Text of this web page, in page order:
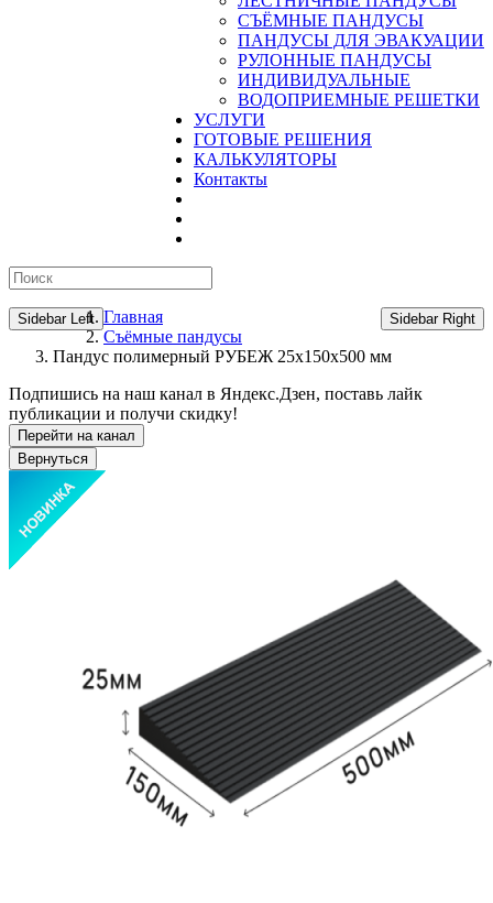
CЪЁМНЫЕ ПАНДУСЫ
ПАНДУСЫ ДЛЯ ЭВАКУАЦИИ
РУЛОННЫЕ ПАНДУСЫ
ИНДИВИДУАЛЬНЫЕ
ВОДОПРИЕМНЫЕ РЕШЕТКИ
УСЛУГИ
ГОТОВЫЕ РЕШЕНИЯ
КАЛЬКУЛЯТОРЫ
Контакты
Sidebar Left Sidebar Right
Главная
Съёмные пандусы
Пандус полимерный РУБЕЖ 25х150х500 мм
Подпишись на наш канал в Яндекс.Дзен, поставь лайк
публикации и получи скидку!